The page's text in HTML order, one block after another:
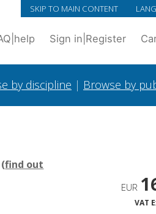
SKIP TO MAIN CONTENT
help Sign in Register
by discipline | Browse by
find out
EUR
VAT